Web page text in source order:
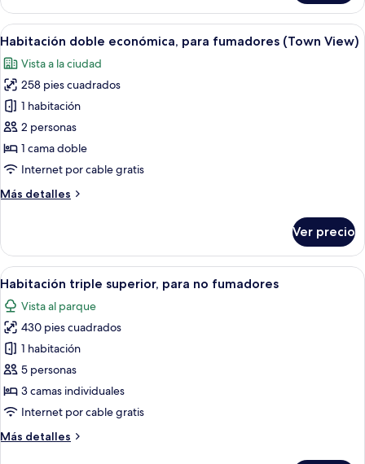
fumadores
Deluxe
con
2
individuales,
para
no
fumadores
Abrir
todas
las
fotos
de
Habitación
doble
económica,
fumadores
Habitación de hotel con una cama
3
Habitación doble económica, para fumadores (Town View)
Vista a la ciudad
258 pies cuadrados
1 habitación
2 personas
1 cama doble
Internet por cable gratis
Más detalles
Más
doble
económica,
para
(Town
View)
Ver precio
Abrir
todas
las
fotos
de
Habitación
triple
superior,
no
Habitación de hotel con dos camas,
4
Habitación triple superior, para no fumadores
Vista al parque
430 pies cuadrados
1 habitación
5 personas
3 camas individuales
Internet por cable gratis
Más detalles
Más